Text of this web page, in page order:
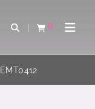
Open Search
0
查看购物车Open